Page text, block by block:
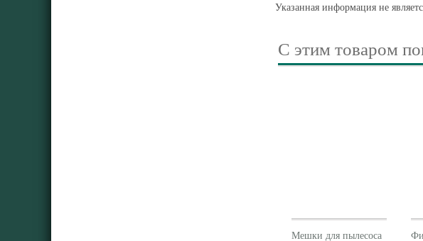
Указанная информация не
С этим товаром
Мешки для пылесоса